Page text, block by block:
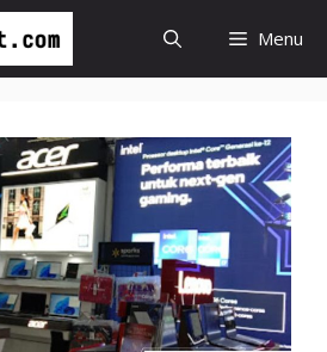
Menu